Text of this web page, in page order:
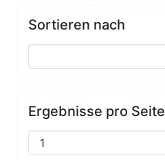
Sortieren nach
Ergebnisse pro Seite